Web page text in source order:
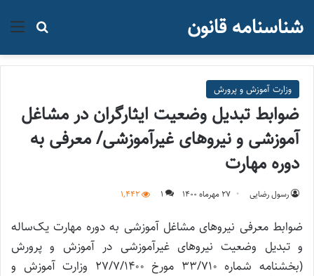
جستجو شناسنامه قانون
وزارت آموزش و پرورش
ضوابط تبدیل وضعیت ایثارگران در مشاغل
آموزشی و نیروهای غیرآموزشی/ معرفی به
دوره مهارت
رسول رضایی ۲۷ مهر‌ماه ۱۴۰۰ 1
1,442
ضوابط معرفی نیروهای مشاغل آموزشی به دوره مهارت یک‌ساله
و تبدیل وضعیت نیروهای غیرآموزشی در آموزش و پرورش
(بخشنامه شماره ۳۳/۷۱۰ مورخ ۲۷/۷/۱۴۰۰ وزارت آموزش و